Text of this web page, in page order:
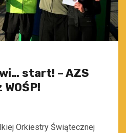
start! – AZS
Orkiestry Świątecznej